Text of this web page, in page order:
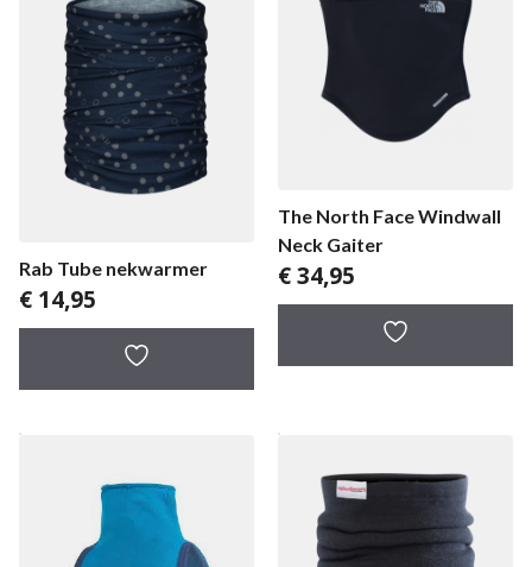
Rab Tube nekwarmer
€ 14,95
The North Face Windwall
Neck Gaiter
€34,95